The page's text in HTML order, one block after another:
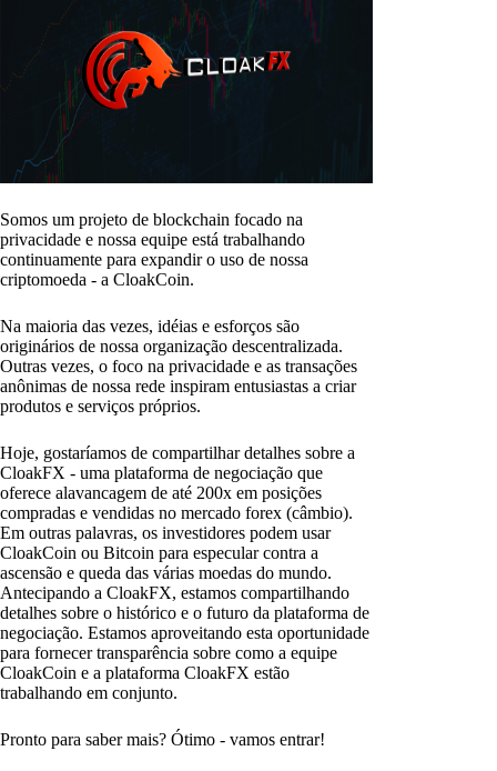
Somos um projeto de blockchain focado na
privacidade e nossa equipe está trabalhando
continuamente para expandir o uso de nossa
criptomoeda - a CloakCoin.
Na maioria das vezes, idéias e esforços são
originários de nossa organização descentralizada.
Outras vezes, o foco na privacidade e as transações
anônimas de nossa rede inspiram entusiastas a criar
produtos e serviços próprios.
Hoje, gostaríamos de compartilhar detalhes sobre a
CloakFX - uma plataforma de negociação que
oferece alavancagem de até 200x em posições
compradas e vendidas no mercado forex (câmbio).
Em outras palavras, os investidores podem usar
CloakCoin ou Bitcoin para especular contra a
ascensão e queda das várias moedas do mundo.
Antecipando a CloakFX, estamos compartilhando
detalhes sobre o histórico e o futuro da plataforma de
negociação. Estamos aproveitando esta oportunidade
para fornecer transparência sobre como a equipe
CloakCoin e a plataforma CloakFX estão
trabalhando em conjunto.
Pronto para saber mais? Ótimo - vamos entrar!